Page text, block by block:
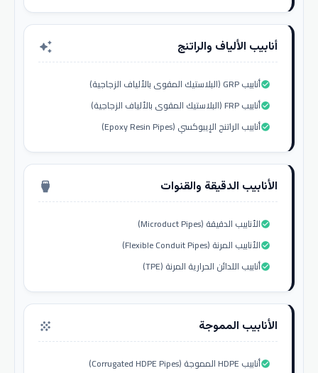
أنابيب الألياف والراتنج auto_awesome
أنابيب GRP (البلاستيك المقوى بالألياف الزجاجية)check_circle
أنابيب FRP (البلاستيك المقوى بالألياف الزجاجية)check_circle
أنابيب الراتنج الإيبوكسي (Epoxy Resin Pipes)check_circle
الأنابيب الدقيقة والقنوات settings_input_hdmi
الأنابيب الدقيقة (Microduct Pipes)check_circle
الأنابيب المرنة (Flexible Conduit Pipes)check_circle
أنابيب اللدائن الحرارية المرنة (TPE)check_circle
الأنابيب المموجة grain
أنابيب HDPE المموجة (Corrugated HDPE Pipes)check_circle